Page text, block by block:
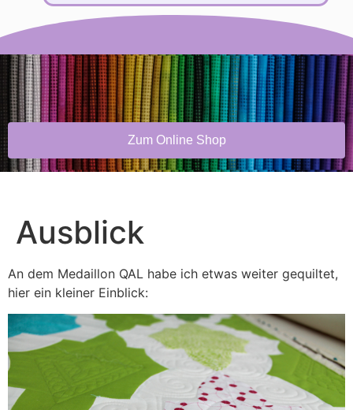
Zum Online Shop
Ausblick
An dem Medaillon QAL habe ich etwas weiter gequiltet,
hier ein kleiner Einblick: